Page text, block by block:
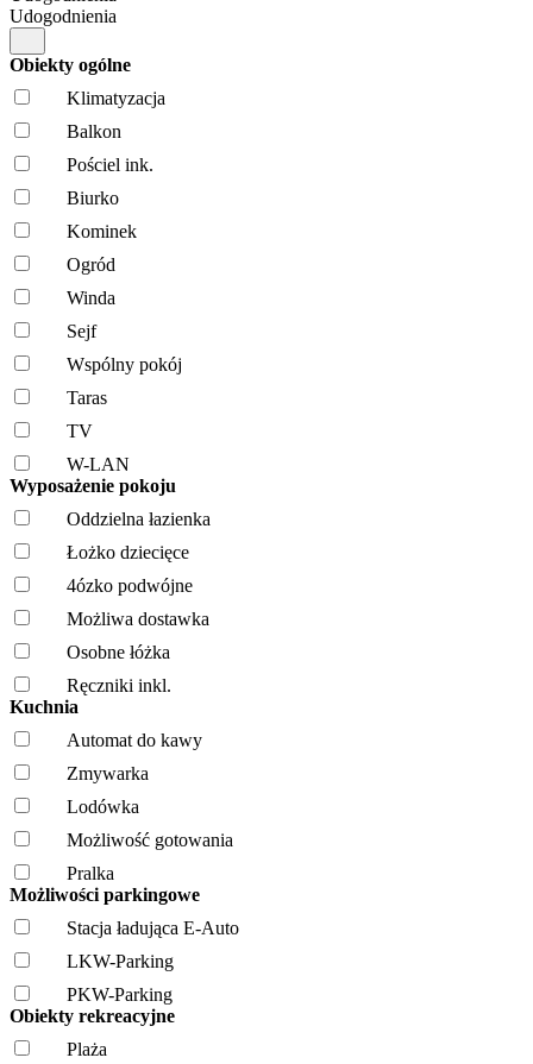
Udogodnienia
Obiekty ogólne
Klimatyzacja
Balkon
Pościel ink.
Biurko
Kominek
Ogród
Winda
Sejf
Wspólny pokój
Taras
TV
W-LAN
Wyposażenie pokoju
Oddzielna łazienka
Łożko dziecięce
4ózko podwójne
Możliwa dostawka
Osobne łóżka
Ręczniki inkl.
Kuchnia
Automat do kawy
Zmywarka
Lodówka
Możliwość gotowania
Pralka
Możliwości parkingowe
Stacja ładująca E-Auto
LKW-Parking
PKW-Parking
Obiekty rekreacyjne
Plaża